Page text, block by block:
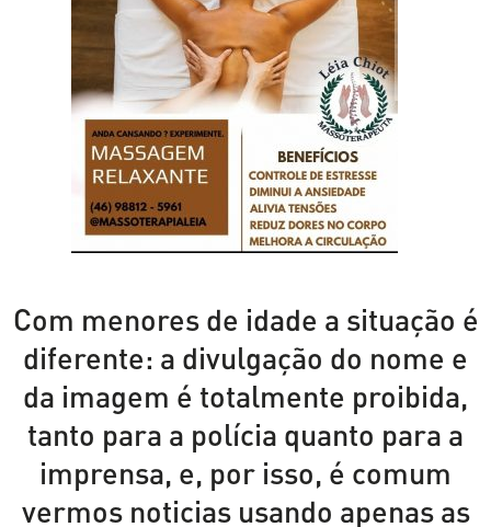
Com menores de idade a situação é
diferente: a divulgação do nome e
da imagem é totalmente proibida,
tanto para a polícia quanto para a
imprensa, e, por isso, é comum
vermos noticias usando apenas as